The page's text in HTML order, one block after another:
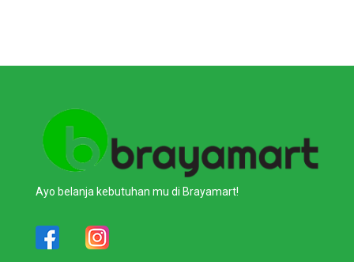
Ayo belanja kebutuhan mu di Brayamart!